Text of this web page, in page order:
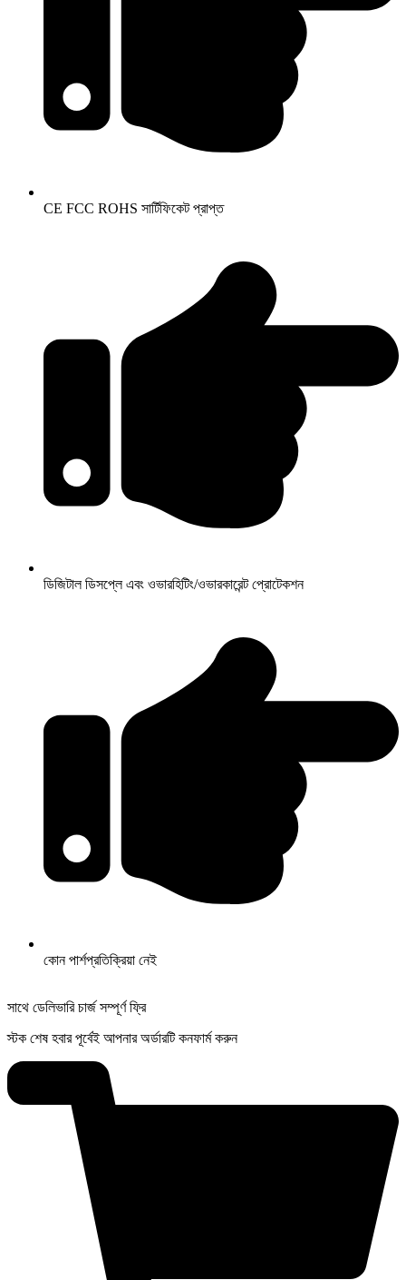
CE FCC ROHS সার্টিফিকেট প্রাপ্ত
ডিজিটাল ডিসপ্লে এবং ওভারহিটিং/ওভারকারেন্ট প্রোটেকশন
কোন পার্শপ্রতিক্রিয়া নেই
সাথে ডেলিভারি চার্জ সম্পূর্ণ ফ্রি
স্টক শেষ হবার পূর্বেই আপনার অর্ডারটি কনফার্ম করুন